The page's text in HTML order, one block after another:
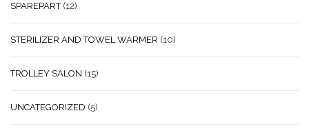
SPAREPART (12)
STERILIZER AND TOWEL WARMER (10)
TROLLEY SALON (15)
UNCATEGORIZED (5)